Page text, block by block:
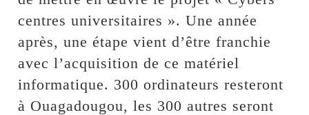
centres universitaires ». Une année
après, une étape vient d’être franchie
avec l’acquisition de ce matériel
informatique. 300 ordinateurs resteront
à Ouagadougou, les 300 autres seront